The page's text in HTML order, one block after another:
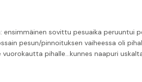
pesun/pinnoituksen vaiheessa oli
pihalle...kunnes naapuri uskaltautui